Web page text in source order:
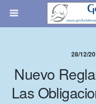
28/12/
Nuevo
Las